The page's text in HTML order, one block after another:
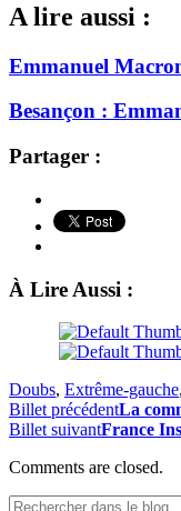
A lire aussi :
Emmanuel
Besançon :
Partager :
À Lire Aussi :
Doubs, Extrême-gauche,
Billet précédentLa
Billet suivantFrance
Comments are closed.